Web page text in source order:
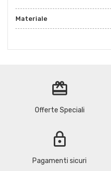
Materiale
redeem
Offerte Speciali
lock
Pagamenti sicuri